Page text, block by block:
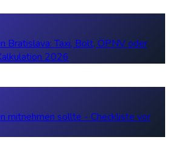
Bratislava: Taxi, Bolt, ÖPNV oder
2026
mitnehmen sollte - Checkliste vor